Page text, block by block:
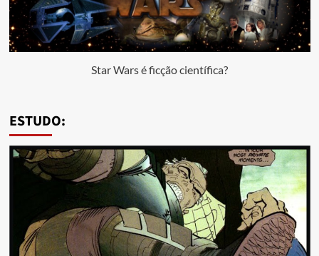
Star Wars é ficção científica?
ESTUDO: